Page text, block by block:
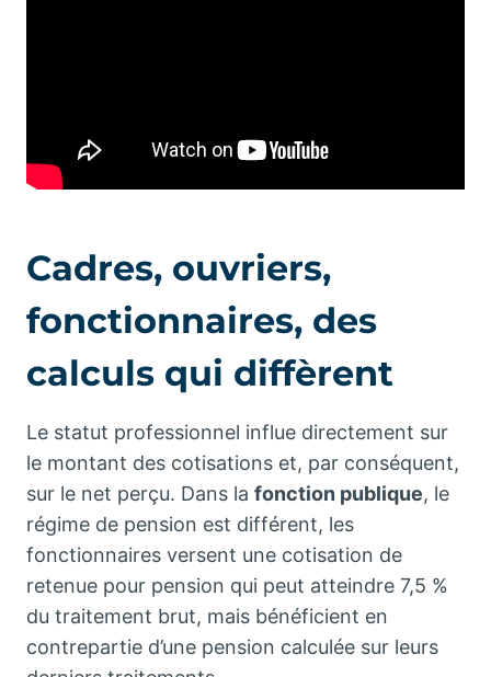
Cadres, ouvriers,
fonctionnaires, des
calculs qui diffèrent
Le statut professionnel influe directement sur
le montant des cotisations et, par conséquent,
sur le net perçu. Dans la fonction publique, le
régime de pension est différent, les
fonctionnaires versent une cotisation de
retenue pour pension qui peut atteindre 7,5 %
du traitement brut, mais bénéficient en
contrepartie d’une pension calculée sur leurs